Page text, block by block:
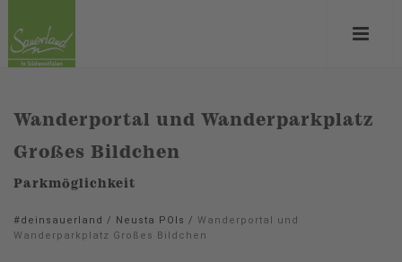
Wanderportal und Wanderparkplatz
Großes Bildchen
Parkmöglichkeit
#deinsauerland / Neusta POIs / Wanderportal und
Wanderparkplatz Großes Bildchen